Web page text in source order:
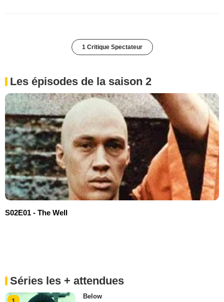
1 Critique Spectateur
Les épisodes de la saison 2
S02E01 - The Well
Séries les + attendues
Below